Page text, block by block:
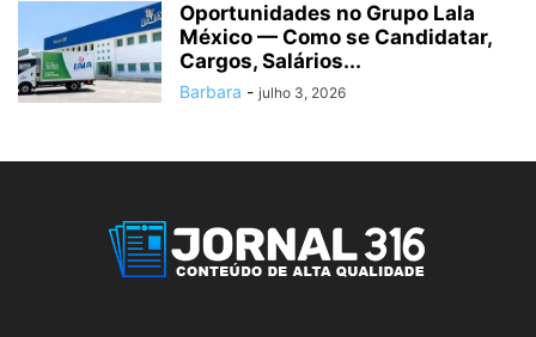
Oportunidades no Grupo Lala
México — Como se Candidatar,
Cargos, Salários...
Barbara - julho 3, 2026